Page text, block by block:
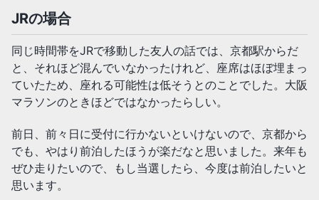
JRの場合
同じ時間帯をJRで移動した友人の話では、京都駅からだ
と、それほど混んでいなかったけれど、座席はほぼ埋まっ
ていたため、座れる可能性は低そうとのことでした。大阪
マラソンのときほどではなかったらしい。
前日、前々日に受付に行かないといけないので、京都から
でも、やはり前泊したほうが楽だなと思いました。来年も
ぜひ走りたいので、もし当選したら、今度は前泊したいと
思います。